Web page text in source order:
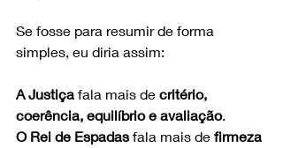
Se fosse para resumir de forma
simples, eu diria assim:
A Justiça fala mais de critério,
coerência, equilíbrio e avaliação.
O Rei de Espadas fala mais de firmeza